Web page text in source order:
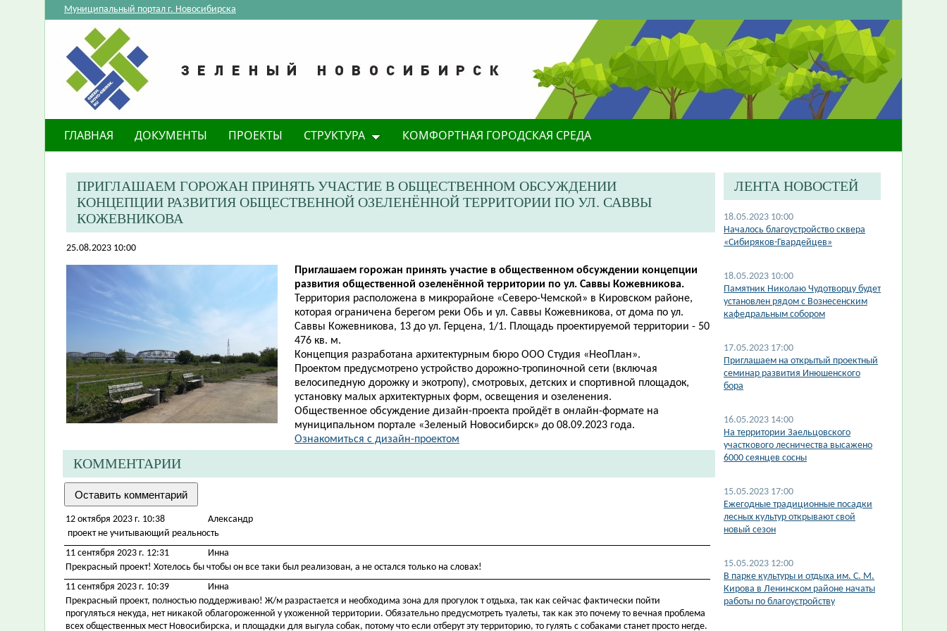
Муниципальный портал г. Новосибирска
ГЛАВНАЯ ДОКУМЕНТЫ ПРОЕКТЫ СТРУКТУРА КОМФОРТНАЯ ГОРОДСКАЯ СРЕДА
ПРИГЛАШАЕМ ГОРОЖАН ПРИНЯТЬ УЧАСТИЕ В ОБЩЕСТВЕННОМ ОБСУЖДЕНИИ
КОНЦЕПЦИИ РАЗВИТИЯ ОБЩЕСТВЕННОЙ ОЗЕЛЕНЁННОЙ ТЕРРИТОРИИ ПО УЛ. САВВЫ
КОЖЕВНИКОВА
25.08.2023 10:00
Приглашаем горожан принять участие в общественном обсуждении концепции
развития общественной озеленённой территории по ул. Саввы Кожевникова.
Территория расположена в микрорайоне «Северо-Чемской» в Кировском районе,
которая ограничена берегом реки Обь и ул. Саввы Кожевникова, от дома по ул.
Саввы Кожевникова, 13 до ул. Герцена, 1/1. Площадь проектируемой территории - 50
476 кв. м.
Концепция разработана архитектурным бюро ООО Студия «НеоПлан».
Проектом предусмотрено устройство дорожно-тропиночной сети (включая
велосипедную дорожку и экотропу), смотровых, детских и спортивной площадок,
установку малых архитектурных форм, освещения и озеленения.
Общественное обсуждение дизайн-проекта пройдёт в онлайн-формате на
муниципальном портале «Зеленый Новосибирск» до 08.09.2023 года.
Ознакомиться с дизайн-проектом
КОММЕНТАРИИ
12 октября 2023 г. 10:38
Александр
проект не учитывающий реальность
11 сентября 2023 г. 12:31
Инна
Прекрасный проект! Хотелось бы чтобы он все таки был реализован, а не остался только на словах!
11 сентября 2023 г. 10:39
Инна
Прекрасный проект, полностью поддерживаю! Ж/м разрастается и необходима зона для прогулок т отдыха, так как сейчас фактически пойти
прогуляться некуда, нет никакой облагороженной у ухоженной территории. Обязательно предусмотреть туалеты, так как это почему то вечная проблема
всех общественных мест Новосибирска, и площадки для выгула собак, потому что если отберут эту территорию, то гулять с собаками станет просто негде.
ЛЕНТА НОВОСТЕЙ
18.05.2023 10:00
Началось благоустройство сквера
«Сибиряков-Гвардейцев»
18.05.2023 10:00
Памятник Николаю Чудотворцу будет
установлен​ рядом с Вознесенским
кафедральным собором
17.05.2023 17:00
Приглашаем на открытый проектный
семинар развития Инюшенского
бора
16.05.2023 14:00
На территории Заельцовского
участкового лесничества высажено
6000 сеянцев сосны
15.05.2023 17:00
Ежегодные традиционные посадки
лесных культур открывают свой
новый сезон
15.05.2023 12:00
В парке культуры и отдыха им. С. М.
Кирова в Ленинском районе начаты
работы по благоустройству